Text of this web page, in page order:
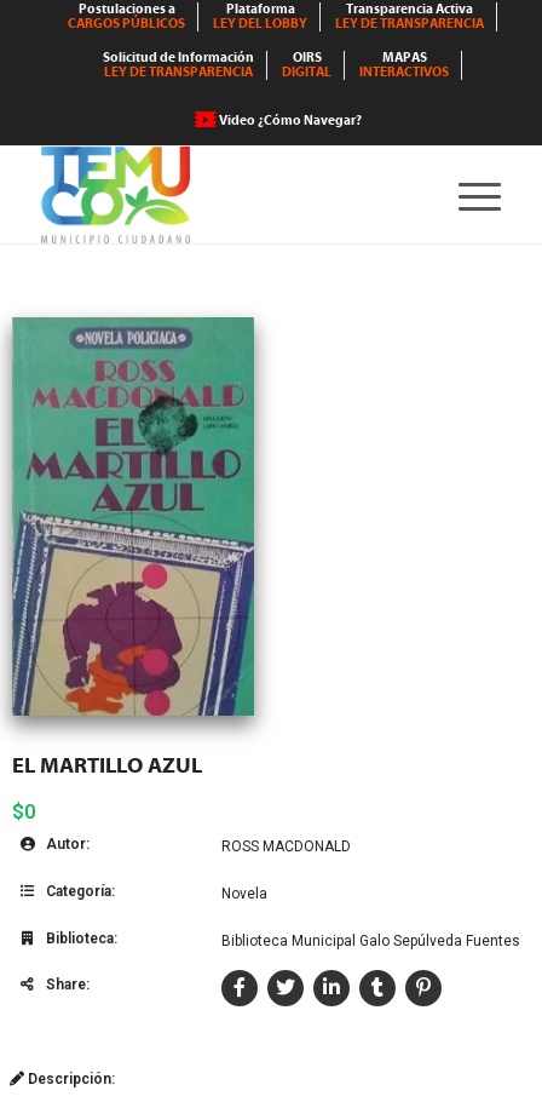
Postulaciones a
CARGOS PÚBLICOS
Plataforma
LEY DEL LOBBY
Transparencia Activa
LEY DE TRANSPARENCIA
Solicitud de Información
LEY DE TRANSPARENCIA
OIRS
DIGITAL
MAPAS
INTERACTIVOS
Video ¿Cómo Navegar?
EL MARTILLO AZUL
$0
Autor: ROSS MACDONALD
Categoría: Novela
Biblioteca: Biblioteca Municipal Galo Sepúlveda Fuentes
Share:
Descripción: